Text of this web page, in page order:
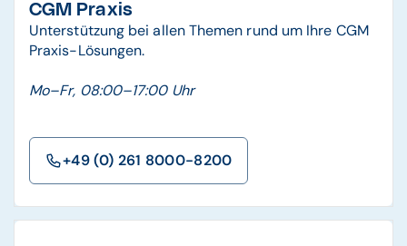
CGM Praxis
Unterstützung bei allen Themen rund um Ihre CGM
Praxis-Lösungen.
Mo–Fr, 08:00–17:00 Uhr
+49 (0) 261 8000-8200